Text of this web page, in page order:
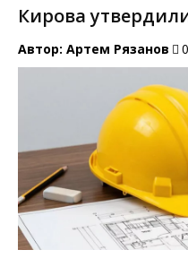
Кирова
Автор: Артем Рязанов